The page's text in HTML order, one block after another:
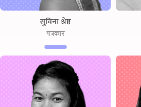
सुविना श्रेष्ठ
पत्रकार